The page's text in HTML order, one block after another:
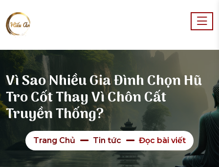
Vì Sao Nhiều Gia Đình Chọn Hũ
Tro Cốt Thay Vì Chôn Cất
Truyền Thống?
Trang Chủ Tin tức Đọc bài viết